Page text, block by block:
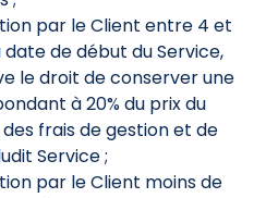
par le Client entre 4 et
date de début du Service,
le droit de conserver une
à 20% du prix du
frais de gestion et de
Service ;
par le Client moins de